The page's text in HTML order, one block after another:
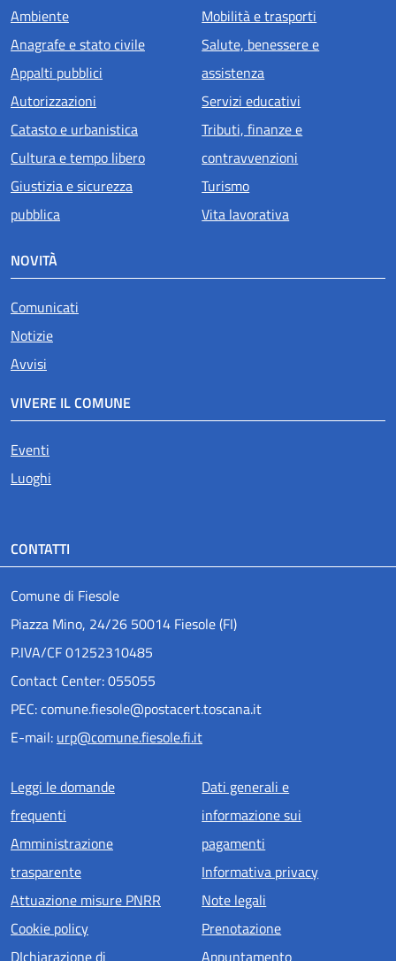
Ambiente
Anagrafe e stato civile
Appalti pubblici
Autorizzazioni
Catasto e urbanistica
Cultura e tempo libero
Giustizia e sicurezza
pubblica
Mobilità e trasporti
Salute, benessere e
assistenza
Servizi educativi
Tributi, finanze e
contravvenzioni
Turismo
Vita lavorativa
NOVITÀ
Comunicati
Notizie
Avvisi
VIVERE IL COMUNE
Eventi
Luoghi
CONTATTI
Comune di Fiesole
Piazza Mino, 24/26 50014 Fiesole (FI)
P.IVA/CF 01252310485
Contact Center: 055055
PEC: comune.fiesole@postacert.toscana.it
E-mail: urp@comune.fiesole.fi.it
Menu piè di pagina
Leggi le domande
frequenti
Amministrazione
trasparente
Attuazione misure PNRR
Cookie policy
Dati generali e
informazione sui
pagamenti
Informativa privacy
Note legali
Prenotazione